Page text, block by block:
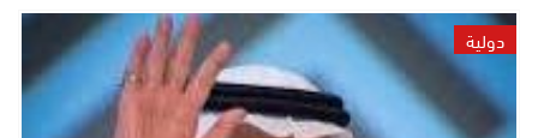
دولية